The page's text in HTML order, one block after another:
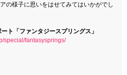
の様子に思いをはせてみてはいかがでし
ト「ファンタジースプリングス」
special/fantasysprings/